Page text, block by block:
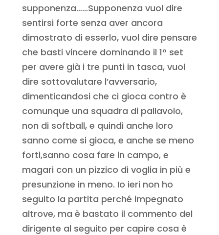
supponenza……Supponenza vuol dire
sentirsi forte senza aver ancora
dimostrato di esserlo, vuol dire pensare
che basti vincere dominando il 1° set
per avere già i tre punti in tasca, vuol
dire sottovalutare l’avversario,
dimenticandosi che ci gioca contro è
comunque una squadra di pallavolo,
non di softball, e quindi anche loro
sanno come si gioca, e anche se meno
forti,sanno cosa fare in campo, e
magari con un pizzico di voglia in più e
presunzione in meno. Io ieri non ho
seguito la partita perché impegnato
altrove, ma è bastato il commento del
dirigente al seguito per capire cosa è